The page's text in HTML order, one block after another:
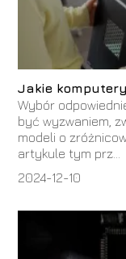
Jakie
Wybór
być wyzwaniem,
modeli o
artykule tym prz...
2024-12-10